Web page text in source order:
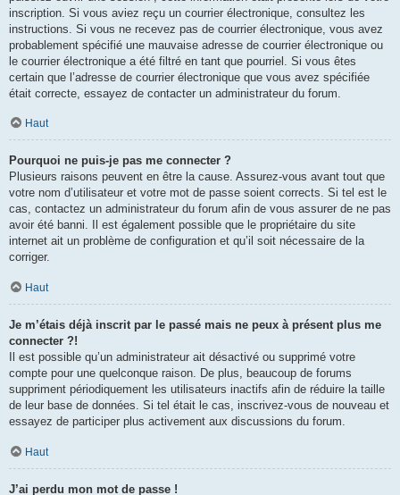
inscription. Si vous aviez reçu un courrier électronique, consultez les
instructions. Si vous ne recevez pas de courrier électronique, vous avez
probablement spécifié une mauvaise adresse de courrier électronique ou
le courrier électronique a été filtré en tant que pourriel. Si vous êtes
certain que l’adresse de courrier électronique que vous avez spécifiée
était correcte, essayez de contacter un administrateur du forum.
Haut
Pourquoi ne puis-je pas me connecter ?
Plusieurs raisons peuvent en être la cause. Assurez-vous avant tout que
votre nom d’utilisateur et votre mot de passe soient corrects. Si tel est le
cas, contactez un administrateur du forum afin de vous assurer de ne pas
avoir été banni. Il est également possible que le propriétaire du site
internet ait un problème de configuration et qu’il soit nécessaire de la
corriger.
Haut
Je m’étais déjà inscrit par le passé mais ne peux à présent plus me
connecter ?!
Il est possible qu’un administrateur ait désactivé ou supprimé votre
compte pour une quelconque raison. De plus, beaucoup de forums
suppriment périodiquement les utilisateurs inactifs afin de réduire la taille
de leur base de données. Si tel était le cas, inscrivez-vous de nouveau et
essayez de participer plus activement aux discussions du forum.
Haut
J’ai perdu mon mot de passe !